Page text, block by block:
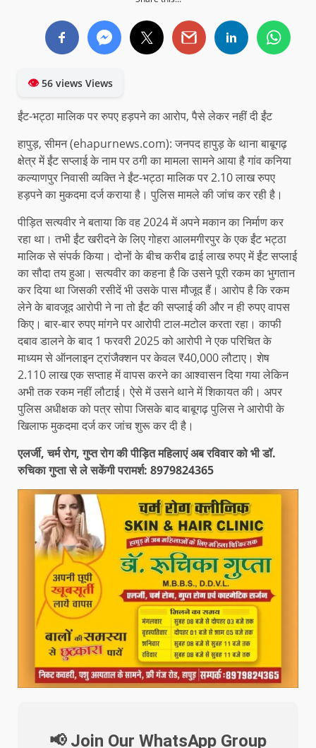
👁56 views Views
ईंट-भट्ठा मालिक पर रुपए हड़पने का आरोप, पैसे लेकर नहीं दी ईंट
हापुड़, सीमन (ehapurnews.com): जनपद हापुड़ के थाना बाबूगढ़
क्षेत्र में ईंट सप्लाई के नाम पर ठगी का मामला सामने आया है गांव कनिया
कल्याणपुर निवासी व्यक्ति ने ईंट-भट्ठा मालिक पर 2.10 लाख रुपए
हड़पने का मुकदमा दर्ज कराया है। पुलिस मामले की जांच कर रही है।
पीड़ित सत्यवीर ने बताया कि वह 2024 में अपने मकान का निर्माण कर
रहा था। तभी ईंट खरीदने के लिए गोहरा आलमगीरपुर के एक ईंट भट्ठा
मालिक से संपर्क किया। दोनों के बीच करीब ढाई लाख रुपए में ईंट सप्लाई
का सौदा तय हुआ। सत्यवीर का कहना है कि उसने पूरी रकम का भुगतान
कर दिया था जिसकी रसीदें भी उसके पास मौजूद हैं। आरोप है कि रकम
लेने के बावजूद आरोपी ने ना तो ईंट की सप्लाई की और न ही रुपए वापस
किए। बार-बार रुपए मांगने पर आरोपी टाल-मटोल करता रहा। काफी
दबाव डालने के बाद 1 फरवरी 2025 को आरोपी ने एक परिचित के
माध्यम से ऑनलाइन ट्रांजैक्शन पर केवल ₹40,000 लौटाए। शेष
2.110 लाख एक सप्ताह में वापस करने का आश्वासन दिया गया लेकिन
अभी तक रकम नहीं लौटाई। ऐसे में उसने थाने में शिकायत की। अपर
पुलिस अधीक्षक को पत्र सोपा जिसके बाद बाबूगढ़ पुलिस ने आरोपी के
खिलाफ मुकदमा दर्ज कर जांच शुरू कर दी है।
एलर्जी, चर्म रोग, गुप्त रोग की पीड़ित महिलाएं अब रविवार को भी डॉ.
रुचिका गुप्ता से ले सकेंगी परामर्श: 8979824365
📢 Join Our WhatsApp Group